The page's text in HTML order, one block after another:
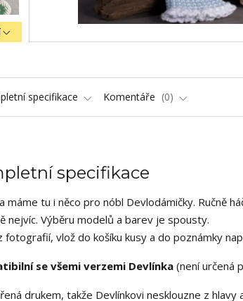
specifikace Komentáře 0
specifikace
máme tu i něco pro nóbl Devlodámičky. Ručně
nejvíc. Výběru modelů a barev je spousty.
fotografií, vlož do košíku kusy a do poznámky
se všemi verzemi Devlínka (není určená
drukem, takže Devlínkovi nesklouzne z hlavy